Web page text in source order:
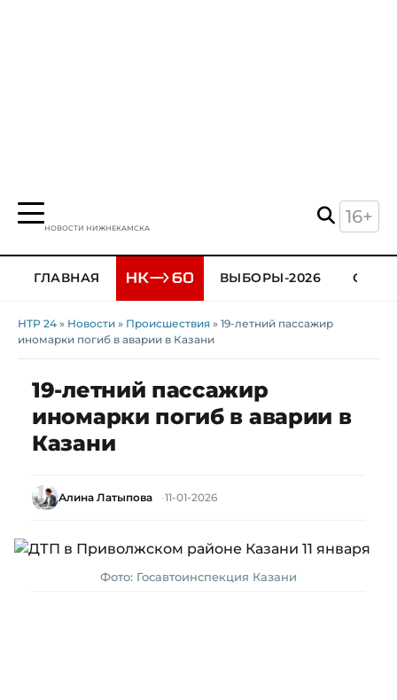
НОВОСТИ НИЖНЕКАМСКА
16+
ГЛАВНАЯ ВЫБОРЫ-2026
НТР 24 » Новости » Происшествия » 19-летний пассажир
иномарки погиб в аварии в Казани
19-летний пассажир
иномарки погиб в аварии в
Казани
Алина Латыпова 11-01-2026
Фото: Госавтоинспекция Казани